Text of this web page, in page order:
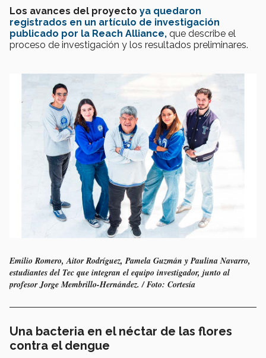
Los avances del proyecto ya quedaron
registrados en un artículo de investigación
publicado por la Reach Alliance, que describe el
proceso de investigación y los resultados preliminares.
Emilio Romero, Aitor Rodríguez, Pamela Guzmán y Paulina Navarro,
estudiantes del Tec que integran el equipo investigador, junto al
profesor Jorge Membrillo-Hernández. / Foto: Cortesía
Una bacteria en el néctar de las flores
contra el dengue